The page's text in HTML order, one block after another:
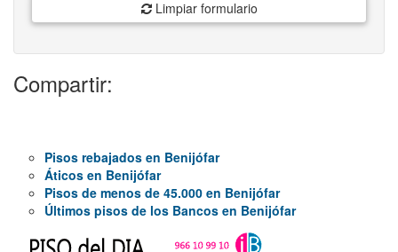
Limpiar formulario
Compartir:
Pisos rebajados en Benijófar
Áticos en Benijófar
Pisos de menos de 45.000 en Benijófar
Últimos pisos de los Bancos en Benijófar